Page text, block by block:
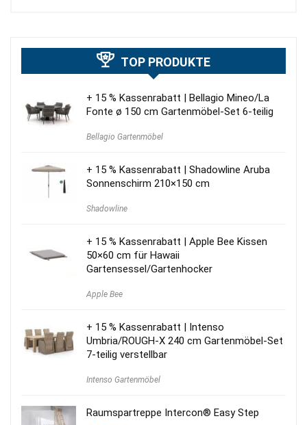
TOP PRODUKTE
+ 15 % Kassenrabatt | Bellagio Mineo/La
Fonte ø 150 cm Gartenmöbel-Set 6-teilig
Bellagio Gartenmöbel
+ 15 % Kassenrabatt | Shadowline Aruba
Sonnenschirm 210×150 cm
Shadowline
+ 15 % Kassenrabatt | Apple Bee Kissen
50×60 cm für Hawaii
Gartensessel/Gartenhocker
Apple Bee
+ 15 % Kassenrabatt | Intenso
Umbria/ROUGH-X 240 cm Gartenmöbel-Set
7-teilig verstellbar
Intenso Gartenmöbel
Raumspartreppe Intercon® Easy Step